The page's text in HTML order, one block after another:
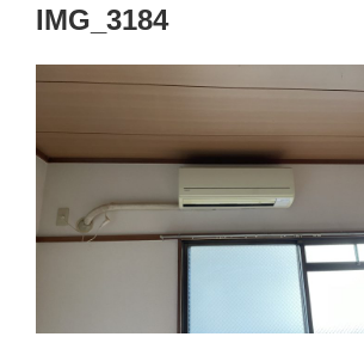
IMG_3184